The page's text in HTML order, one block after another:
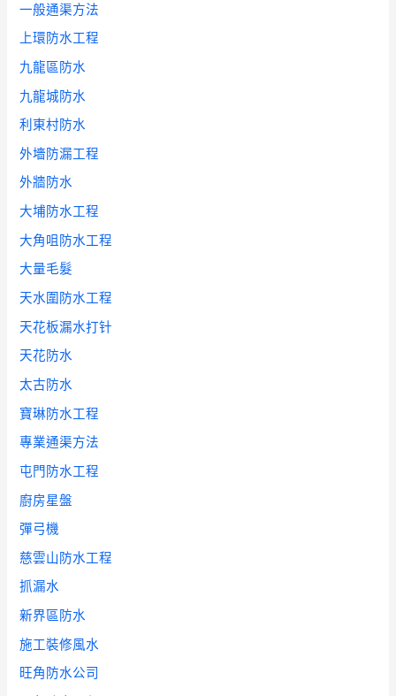
一般通渠方法
上環防水工程
九龍區防水
九龍城防水
利東村防水
外墻防漏工程
外牆防水
大埔防水工程
大角咀防水工程
大量毛髮
天水圍防水工程
天花板漏水打针
天花防水
太古防水
寶琳防水工程
專業通渠方法
屯門防水工程
廚房星盤
彈弓機
慈雲山防水工程
抓漏水
新界區防水
施工裝修風水
旺角防水公司